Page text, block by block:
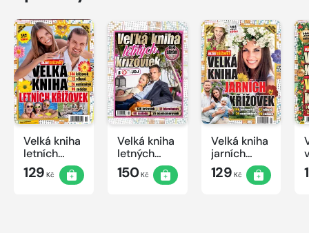
Velká kniha
letních
křížovek
2026
129 Kč
Velká kniha
letných
krížoviek s
TV JOJ
150Kč
Velká kniha
jarních
křížovek
2026
129 Kč